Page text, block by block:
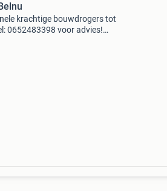
krachtige bouwdrogers tot
0652483398 voor advies!